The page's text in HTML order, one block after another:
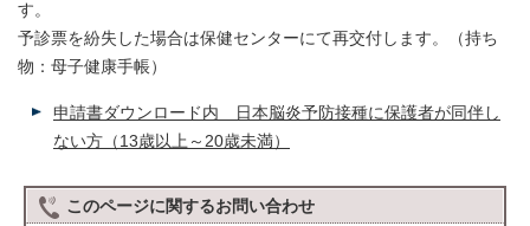
す。
予診票を紛失した場合は保健センターにて再交付します。（持ち
物：母子健康手帳）
申請書ダウンロード内 日本脳炎予防接種に保護者が同伴し
ない方（13歳以上～20歳未満）
このページに関するお問い合わせ